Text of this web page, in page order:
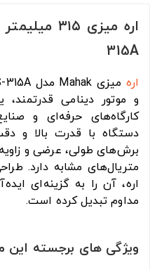
315A
اره
و موتور دینامی
کارگاه‌های حرفه‌ای و
دستگاه با قدرت بالا و
متریال‌های مشابه دارد.
اره، آن را به گزینه‌ای
مداوم تبدیل کرده است.
ویژگی های برجسته